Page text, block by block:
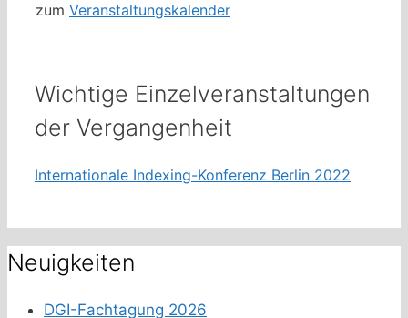
zum Veranstaltungskalender
Wichtige Einzelveranstaltungen
der Vergangenheit
Internationale Indexing-Konferenz Berlin 2022
Neuigkeiten
DGI-Fachtagung 2026